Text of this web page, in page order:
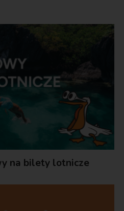
na bilety lotnicze